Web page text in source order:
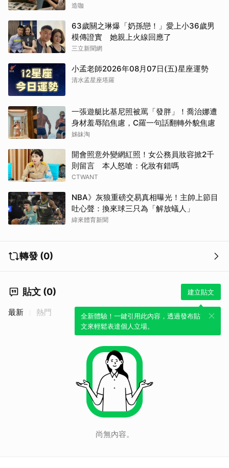
造咖
63歲關之琳爆「奶孫戀！」愛上小36歲男
模傳證實 她親上火線回應了
三立新聞網
小孟老師2026年08月07日(五)星座運勢
清水孟星座塔羅
一張遊艇比基尼照被罵「發胖」！喬治娜遭
身材羞辱陷焦慮，C羅一句話翻轉外貌焦慮
姊妹淘
開會照意外變網紅照！女公務員妝容掀2千
則留言 本人怒嗆：化妝有錯嗎
CTWANT
NBA》灰狼重磅交易真相曝光！主帥上節目
吐心聲：換來球三只為「解放蟻人」
緯來體育新聞
轉發 (0)
貼文 (0) 建立貼文
全新體驗！一鍵引用此內容，透過發布貼
文來輕鬆表達個人立場。
最新 熱門
尚無內容。